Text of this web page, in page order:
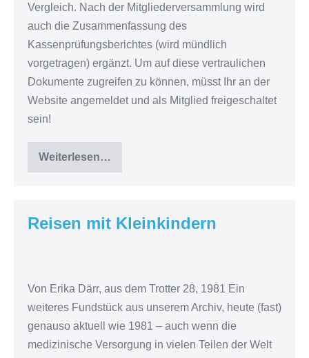
Vergleich. Nach der Mitgliederversammlung wird
auch die Zusammenfassung des
Kassenprüfungsberichtes (wird mündlich
vorgetragen) ergänzt. Um auf diese vertraulichen
Dokumente zugreifen zu können, müsst Ihr an der
Website angemeldet und als Mitglied freigeschaltet
sein!
Weiterlesen…Kassenbericht
Reisen mit Kleinkindern
Kleinkindern
Von Erika Därr, aus dem Trotter 28, 1981 Ein
weiteres Fundstück aus unserem Archiv, heute (fast)
genauso aktuell wie 1981 – auch wenn die
medizinische Versorgung in vielen Teilen der Welt